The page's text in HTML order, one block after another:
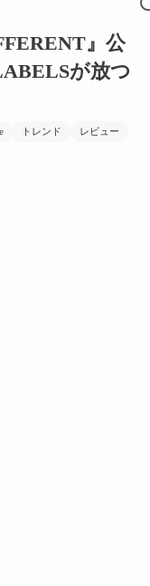
』公
が放つ
トレンド
レビュー